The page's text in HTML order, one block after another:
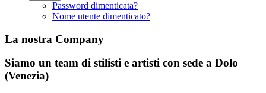
Password dimenticata?
Nome utente dimenticato?
La nostra Company
Siamo un team di stilisti e artisti con sede a Dolo
(Venezia)